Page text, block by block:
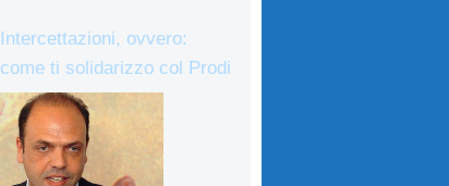
Intercettazioni, ovvero:
come ti solidarizzo col Prodi